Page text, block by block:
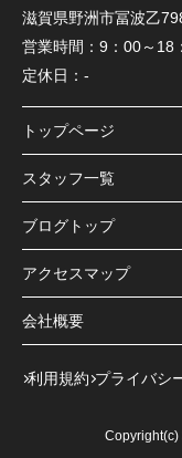
滋賀県野洲市冨波乙
営業時間： 9：00～18
定休日： -
トップページ
スタッフ一覧
ブログトップ
アクセスマップ
会社概要
利用規約 プライバシ
Copyright(c)